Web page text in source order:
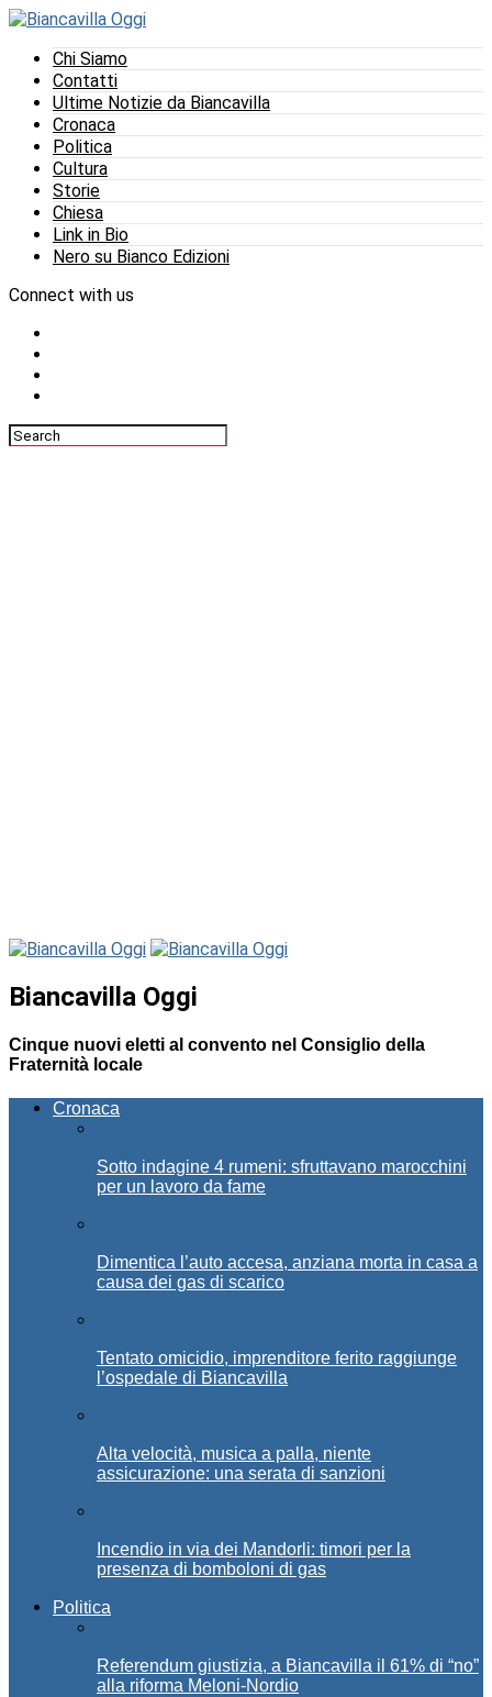
Chi Siamo
Contatti
Ultime Notizie da Biancavilla
Cronaca
Politica
Cultura
Storie
Chiesa
Link in Bio
Nero su Bianco Edizioni
Connect with us
Biancavilla Oggi
Cinque nuovi eletti al convento nel Consiglio della
Fraternità locale
Cronaca
Sotto indagine 4 rumeni: sfruttavano marocchini
per un lavoro da fame
Dimentica l’auto accesa, anziana morta in casa a
causa dei gas di scarico
Tentato omicidio, imprenditore ferito raggiunge
l’ospedale di Biancavilla
Alta velocità, musica a palla, niente
assicurazione: una serata di sanzioni
Incendio in via dei Mandorli: timori per la
presenza di bomboloni di gas
Politica
Referendum giustizia, a Biancavilla il 61% di “no”
alla riforma Meloni-Nordio